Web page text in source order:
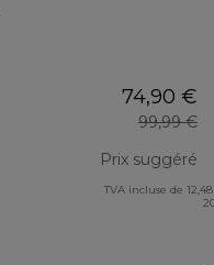
74,90 €
99,99 €
Prix suggéré
TVA incluse de